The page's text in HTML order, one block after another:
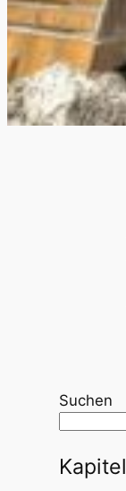
Suchen
Kapitel